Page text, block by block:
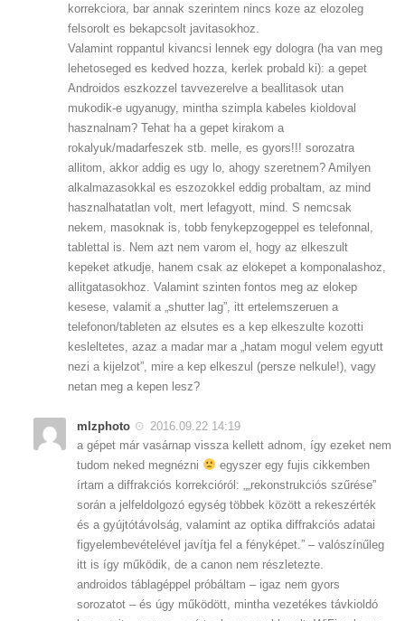
korrekciora, bar annak szerintem nincs koze az elozoleg
felsorolt es bekapcsolt javitasokhoz.
Valamint roppantul kivancsi lennek egy dologra (ha van meg
lehetoseged es kedved hozza, kerlek probald ki): a gepet
Androidos eszkozzel tavvezerelve a beallitasok utan
mukodik-e ugyanugy, mintha szimpla kabeles kioldoval
hasznalnam? Tehat ha a gepet kirakom a
rokalyuk/madarfeszek stb. melle, es gyors!!! sorozatra
allitom, akkor addig es ugy lo, ahogy szeretnem? Amilyen
alkalmazasokkal es eszozokkel eddig probaltam, az mind
hasznalhatatlan volt, mert lefagyott, mind. S nemcsak
nekem, masoknak is, tobb fenykepzogeppel es telefonnal,
tablettal is. Nem azt nem varom el, hogy az elkeszult
kepeket atkudje, hanem csak az elokepet a komponalashoz,
allitgatasokhoz. Valamint szinten fontos meg az elokep
kesese, valamit a „shutter lag”, itt ertelemszeruen a
telefonon/tableten az elsutes es a kep elkeszulte kozotti
kesleltetes, azaz a madar mar a „hatam mogul velem egyutt
nezi a kijelzot”, mire a kep elkeszul (persze nelkule!), vagy
netan meg a kepen lesz?
mlzphoto
2016.09.22 14:19
a gépet már vasárnap vissza kellett adnom, így ezeket nem
tudom neked megnézni
egyszer egy fujis cikkemben
írtam a diffrakciós korrekcióról: „„rekonstrukciós szűrése”
során a jelfeldolgozó egység többek között a rekeszérték
és a gyújtótávolság, valamint az optika diffrakciós adatai
figyelembevételével javítja fel a fényképet.” – valószínűleg
itt is így működik, de a canon nem részletezte.
androidos táblagéppel próbáltam – igaz nem gyors
sorozatot – és úgy működött, mintha vezetékes távkioldó